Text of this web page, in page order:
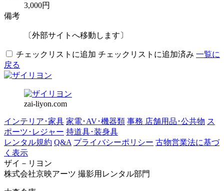
3,000円
備考
〔外部サイトへ移動します〕
チェックリストに追加 チェックリストに追加済み 一覧に
戻る
zai-liyon.com
インテリア･家具 家電･AV･機器類 事務 店舗用品･公共物 ス
ポーツ･レジャー 持道具･装身具
レンタル規約 Q&A プライバシーポリシー 古物営業法に基づ
く表示
ザイ－リヨン
株式会社京映アーツ 撮影用レンタル部門